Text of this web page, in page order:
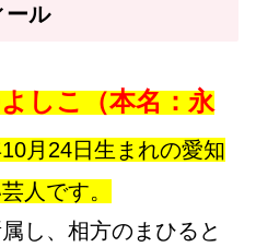
ール
しこ（本名：永
月24日生まれの愛知
人です。
し、相方のまひると